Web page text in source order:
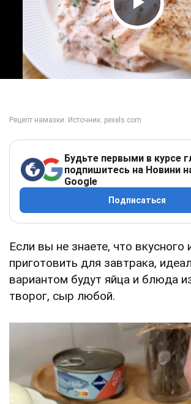
Play
Будьте первыми в курсе
подпишитесь на Новини
Google
Подписаться
Если вы не знаете, что вкусного
приготовить для завтрака,
вариантом будут яйца и блюда
творог, сыр любой.